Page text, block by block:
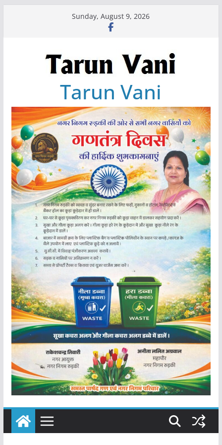
Sunday, August 9, 2026
Tarun Vani